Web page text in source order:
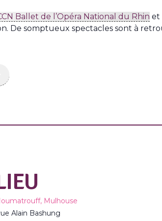
Ballet de l’Opéra National du Rhin et
De somptueux spectacles sont à
Mulhouse
Alain Bashung